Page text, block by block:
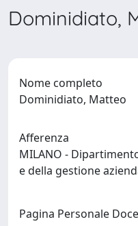
Dominidiato,
Nome completo
Dominidiato, Matteo
Afferenza
MILANO -
e della gestione
Pagina Personale